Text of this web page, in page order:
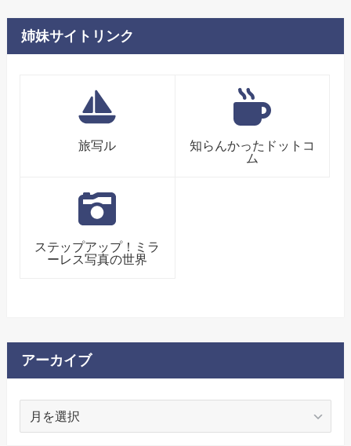
姉妹サイトリンク
旅写ル
知らんかったドットコ
ム
ステップアップ！ミラ
ーレス写真の世界
アーカイブ